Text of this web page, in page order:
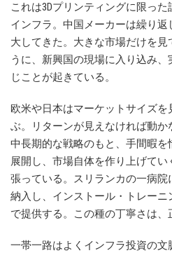
これは3Dプリンティングに限った
インフラ。中国メーカーは繰り
大してきた。大きな市場だけを見
うに、新興国の現場に入り込み、
じことが起きている。
欧米や日本はマーケットサイズ
ぶ。リターンが見えなければ動か
中長期的な戦略のもと、手間暇
展開し、市場自体を作り上げて
張っている。スリランカの一病院
納入し、インストール・トレーニ
で提供する。この種の丁寧さは、
一帯一路はよくインフラ投資の